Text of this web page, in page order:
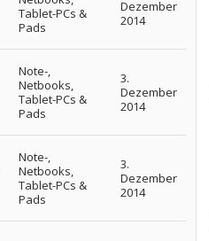
Tablet-PCs &
Pads
Dezember
2014
Note-,
Netbooks,
Tablet-PCs &
Pads
3.
Dezember
2014
Note-,
Netbooks,
Tablet-PCs &
Pads
3.
Dezember
2014